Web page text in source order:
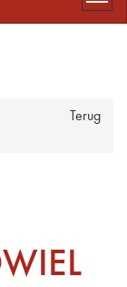
Terug